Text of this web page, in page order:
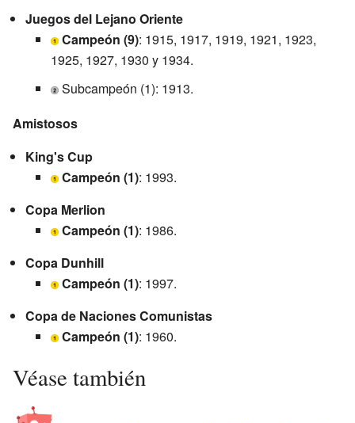
Juegos del Lejano Oriente
Campeón (9): 1915, 1917, 1919, 1921, 1923,
1925, 1927, 1930 y 1934.
Subcampeón (1): 1913.
Amistosos
King's Cup
Campeón (1): 1993.
Copa Merlion
Campeón (1): 1986.
Copa Dunhill
Campeón (1): 1997.
Copa de Naciones Comunistas
Campeón (1): 1960.
Véase también